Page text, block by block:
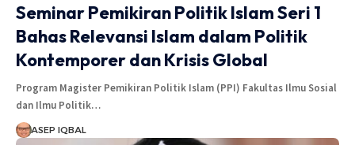
Seminar Pemikiran Politik Islam Seri 1
Bahas Relevansi Islam dalam Politik
Kontemporer dan Krisis Global
Program Magister Pemikiran Politik Islam (PPI) Fakultas Ilmu Sosial
dan Ilmu Politik…
ASEP IQBAL